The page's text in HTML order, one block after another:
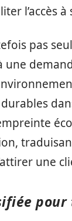
l’accès à
pas
une
pour